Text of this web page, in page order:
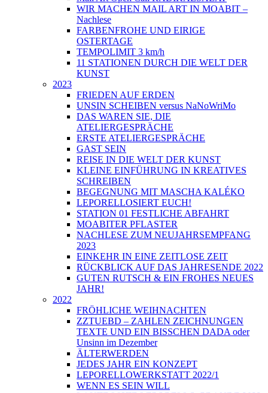
WIR MACHEN MAIL ART IN MOABIT –
Nachlese
FARBENFROHE UND EIRIGE
OSTERTAGE
TEMPOLIMIT 3 km/h
11 STATIONEN DURCH DIE WELT DER
KUNST
2023
FRIEDEN AUF ERDEN
UNSIN SCHEIBEN versus NaNoWriMo
DAS WAREN SIE, DIE
ATELIERGESPRÄCHE
ERSTE ATELIERGESPRÄCHE
GAST SEIN
REISE IN DIE WELT DER KUNST
KLEINE EINFÜHRUNG IN KREATIVES
SCHREIBEN
BEGEGNUNG MIT MASCHA KALÉKO
LEPORELLOSIERT EUCH!
STATION 01 FESTLICHE ABFAHRT
MOABITER PFLASTER
NACHLESE ZUM NEUJAHRSEMPFANG
2023
EINKEHR IN EINE ZEITLOSE ZEIT
RÜCKBLICK AUF DAS JAHRESENDE 2022
GUTEN RUTSCH & EIN FROHES NEUES
JAHR!
2022
FRÖHLICHE WEIHNACHTEN
ZZTUEBD – ZAHLEN ZEICHNUNGEN
TEXTE UND EIN BISSCHEN DADA oder
Unsinn im Dezember
ÄLTERWERDEN
JEDES JAHR EIN KONZEPT
LEPORELLOWERKSTATT 2022/1
WENN ES SEIN WILL